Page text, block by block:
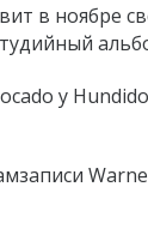
в ноябре
y